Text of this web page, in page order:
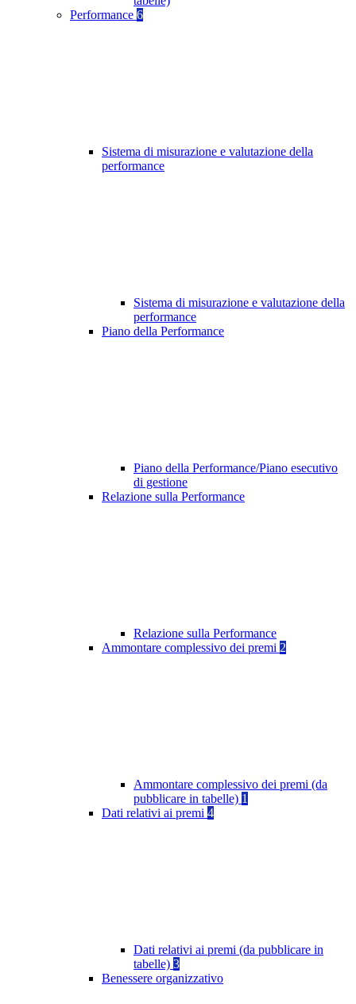
Performance 6
Sistema di misurazione e valutazione della
performance
Sistema di misurazione e valutazione della
performance
Piano della Performance
Piano della Performance/Piano esecutivo
di gestione
Relazione sulla Performance
Relazione sulla Performance
Ammontare complessivo dei premi 2
Ammontare complessivo dei premi (da
pubblicare in tabelle) 1
Dati relativi ai premi 4
Dati relativi ai premi (da pubblicare in
tabelle) 3
Benessere organizzativo